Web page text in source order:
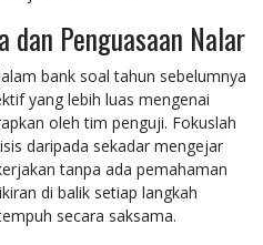
Penguasaan Nalar
bank soal tahun sebelumnya
yang lebih luas mengenai
oleh tim penguji. Fokuslah
daripada sekadar mengejar
tanpa ada pemahaman
di balik setiap langkah
secara saksama.